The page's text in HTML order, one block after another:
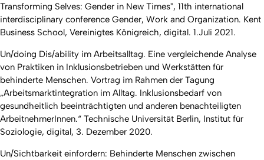
Transforming Selves: Gender in New Times", 11th international
interdisciplinary conference Gender, Work and Organization. Kent
Business School, Vereinigtes Königreich, digital. 1.Juli 2021.
Un/doing Dis/ability im Arbeitsalltag. Eine vergleichende Analyse
von Praktiken in Inklusionsbetrieben und Werkstätten für
behinderte Menschen. Vortrag im Rahmen der Tagung
„Arbeitsmarktintegration im Alltag. Inklusionsbedarf von
gesundheitlich beeinträchtigten und anderen benachteiligten
ArbeitnehmerInnen.“ Technische Universität Berlin, Institut für
Soziologie, digital, 3. Dezember 2020.
Un/Sichtbarkeit einfordern: Behinderte Menschen zwischen